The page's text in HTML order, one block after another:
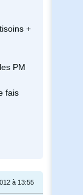
+
PM
fais
à 13:55